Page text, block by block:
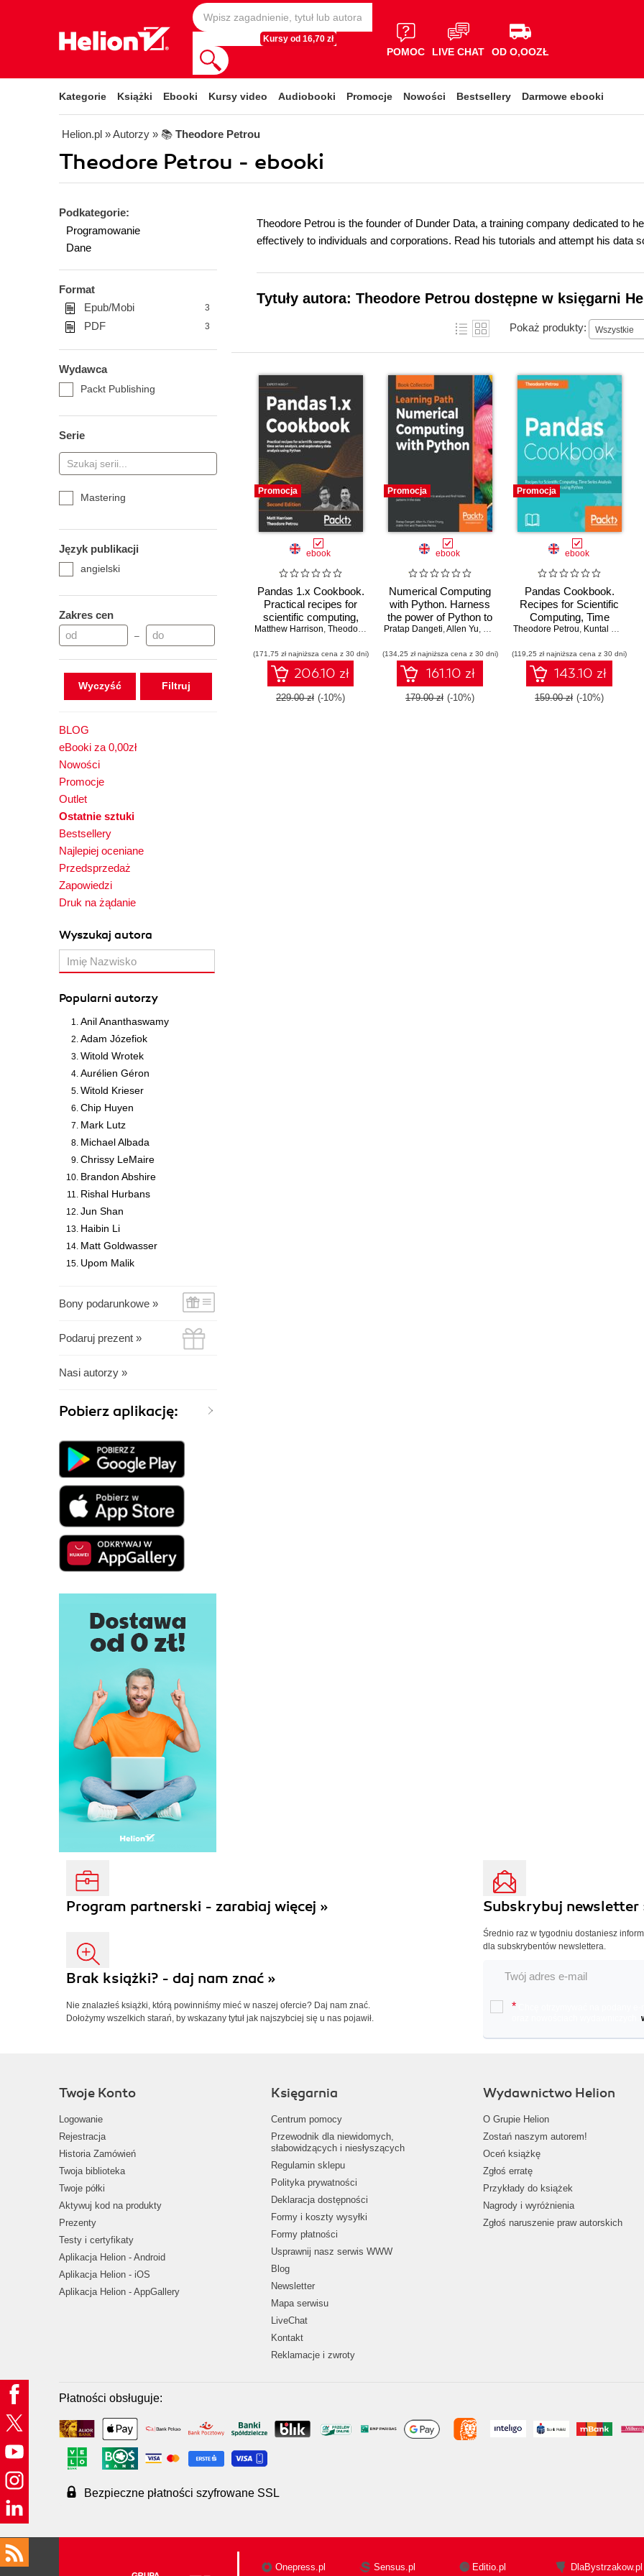
Kursy od 16,70 zł
POMOC LIVE CHAT OD O,OOZŁ
Kategorie Książki Ebooki Kursy video Audiobooki Promocje Nowości Bestsellery Darmowe ebooki
Helion.pl » Autorzy » 📚 Theodore Petrou
Theodore Petrou - ebooki
Podkategorie:
Programowanie
Dane
Format
Epub/Mobi
3
PDF 3
Wydawca
Packt Publishing
Serie
Mastering
Język publikacji
angielski
Zakres cen
–
Wyczyść
BLOG
eBooki za 0,00zł
Nowości
Promocje
Outlet
Ostatnie sztuki
Bestsellery
Najlepiej oceniane
Przedsprzedaż
Zapowiedzi
Druk na żądanie
Wyszukaj autora
Popularni autorzy
Anil Ananthaswamy
Adam Józefiok
Witold Wrotek
Aurélien Géron
Witold Krieser
Chip Huyen
Mark Lutz
Michael Albada
Chrissy LeMaire
Brandon Abshire
Rishal Hurbans
Jun Shan
Haibin Li
Matt Goldwasser
Upom Malik
Bony podarunkowe »
Podaruj prezent »
Nasi autorzy »
Pobierz aplikację:
Theodore Petrou is the founder of Dunder Data, a training company dedicated to
effectively to individuals and corporations. Read his tutorials and attempt his data
Tytuły autora: Theodore Petrou dostępne w księgarni
Pokaż produkty: Wszystkie
Promocja
ebook
Pandas 1.x Cookbook.
Practical recipes for
scientific computing,
time series analysis,
analysis using Python -
Second Edition
Matthew Harrison, Theodore Petrou
(171,75 zł najniższa cena z 30 dni)
206.10 zł
229.00 zł (-10%)
Promocja
ebook
Numerical Computing
with Python. Harness
the power of Python to
analyze and find hidden
Pratap Dangeti,Allen Yu, Claire Chung,Aldrin Yim, Theodore
(134,25 zł najniższa cena z 30 dni)
161.10 zł
179.00 zł (-10%)
Promocja
ebook
Pandas Cookbook.
Recipes for Scientific
Computing, Time
Series Analysis and
Python
Theodore Petrou, Kuntal Ganguly
(119,25 zł najniższa cena z 30 dni)
143.10 zł
159.00 zł (-10%)
Program partnerski - zarabiaj więcej »
Brak książki? - daj nam znać »
Nie znalazłeś książki, którą powinniśmy mieć w naszej ofercie? Daj nam znać.
Dołożymy wszelkich starań, by wskazany tytuł jak najszybciej się u nas pojawił.
Subskrybuj newsletter
Średnio raz w tygodniu dostaniesz
dla subskrybentów newslettera.
*
Twoje Konto
Logowanie
Rejestracja
Historia Zamówień
Twoja biblioteka
Twoje półki
Aktywuj kod na produkty
Prezenty
Testy i certyfikaty
Aplikacja Helion - Android
Aplikacja Helion - iOS
Aplikacja Helion - AppGallery
Księgarnia
Centrum pomocy
Przewodnik dla niewidomych,
słabowidzących i niesłyszących
Regulamin sklepu
Polityka prywatności
Deklaracja dostępności
Formy i koszty wysyłki
Formy płatności
Usprawnij nasz serwis WWW
Blog
Newsletter
Mapa serwisu
LiveChat
Kontakt
Reklamacje i zwroty
Wydawnictwo Helion
O Grupie Helion
Zostań naszym autorem!
Oceń książkę
Zgłoś erratę
Przykłady do książek
Nagrody i wyróżnienia
Zgłoś naruszenie praw autorskich
Płatności obsługuje:
Bezpieczne płatności szyfrowane SSL
Onepress.pl Sensus.pl Editio.pl DlaBystrzakow.pl